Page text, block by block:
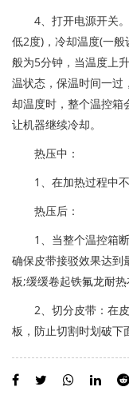
4、打开电源开关。
低2度)，冷却温度(一
般为5分钟，当温度上
温状态，保温时间一过
却温度时，整个温控箱
让机器继续冷却。
热压中：
1、在加热过程中不
热压后：
1、当整个温控箱断
确保皮带接驳效果达到
板;缓缓卷起铁氟龙耐热
2、切分皮带：在皮
板，防止切割时划破下